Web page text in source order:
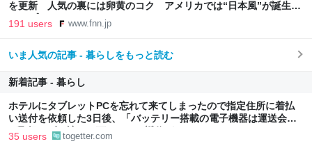
を更新 人気の裏には卵黄のコク アメリカでは“日本風”が誕生｜
FNNプライムオンライン
191 users www.fnn.jp
いま人気の記事 - 暮らしをもっと読む
新着記事 - 暮らし
ホテルにタブレットPCを忘れて来てしまったので指定住所に着払
い送付を依頼した3日後、「バッテリー搭載の電子機器は運送会社
が取扱わず、諦めて下さい」と返信がきた
35 users togetter.com